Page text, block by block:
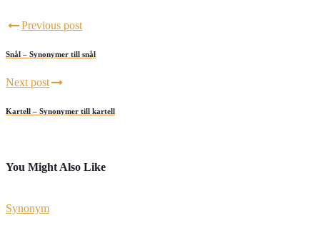
Previous post
Snål – Synonymer till snål
Next post
Kartell – Synonymer till kartell
You Might Also Like
Synonym